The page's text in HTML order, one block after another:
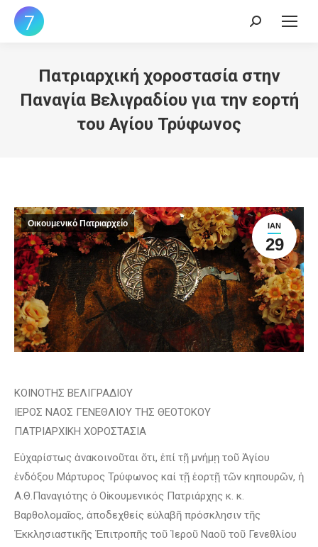
Search:
Πατριαρχική χοροστασία στην
Παναγία Βελιγραδίου για την εορτή
του Αγίου Τρύφωνος
ΙΑΝ
29
Οικουμενικό Πατριαρχείο
ΚΟΙΝΟΤΗΣ ΒΕΛΙΓΡΑΔΙΟΥ
ΙΕΡΟΣ ΝΑΟΣ ΓΕΝΕΘΛΙΟΥ ΤΗΣ ΘΕΟΤΟΚΟΥ
ΠΑΤΡΙΑΡΧΙΚΗ ΧΟΡΟΣΤΑΣΙΑ
Εὐχαρίστως ἀνακοινοῦται ὅτι, ἐπί τῇ μνήμῃ τοῦ Ἁγίου
ἐνδόξου Μάρτυρος Τρύφωνος καί τῇ ἑορτῇ τῶν κηπουρῶν, ἡ
Α.Θ.Παναγιότης ὁ Οἰκουμενικός Πατριάρχης κ. κ.
Βαρθολομαῖος, ἀποδεχθείς εὐλαβῆ πρόσκλησιν τῆς
Ἐκκλησιαστικῆς Ἐπιτροπῆς τοῦ Ἱεροῦ Ναοῦ τοῦ Γενεθλίου